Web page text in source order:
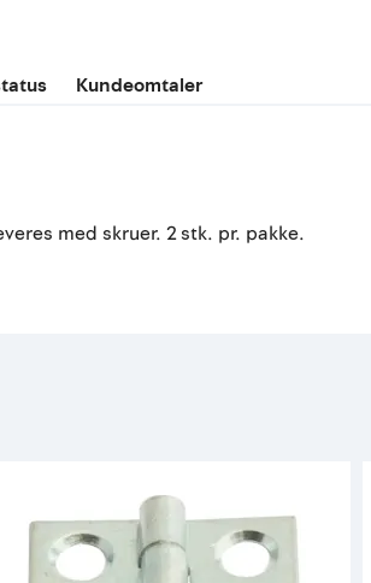
Kundeomtaler
med skruer. 2 stk. pr. pakke.